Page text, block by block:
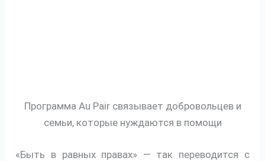
Программа Au Pair связывает добровольцев и
семьи, которые нуждаются в помощи
«Быть в равных правах» — так переводится с